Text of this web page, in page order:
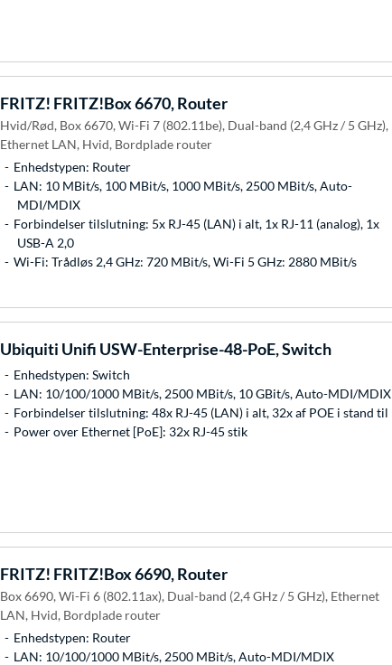
FRITZ! FRITZ!Box 6670, Router
Hvid/Rød, Box 6670, Wi-Fi 7 (802.11be), Dual-band (2,4 GHz / 5 GHz),
Ethernet LAN, Hvid, Bordplade router
Enhedstypen: Router
LAN: 10 MBit/s, 100 MBit/s, 1000 MBit/s, 2500 MBit/s, Auto-
MDI/MDIX
Forbindelser tilslutning: 5x RJ-45 (LAN) i alt, 1x RJ-11 (analog), 1x
USB-A 2,0
Wi-Fi: Trådløs 2,4 GHz: 720 MBit/s, Wi-Fi 5 GHz: 2880 MBit/s
Ubiquiti Unifi USW-Enterprise-48-PoE, Switch
Enhedstypen: Switch
LAN: 10/100/1000 MBit/s, 2500 MBit/s, 10 GBit/s, Auto-MDI/MDIX
Forbindelser tilslutning: 48x RJ-45 (LAN) i alt, 32x af POE i stand til
Power over Ethernet [PoE]: 32x RJ-45 stik
FRITZ! FRITZ!Box 6690, Router
Box 6690, Wi-Fi 6 (802.11ax), Dual-band (2,4 GHz / 5 GHz), Ethernet
LAN, Hvid, Bordplade router
Enhedstypen: Router
LAN: 10/100/1000 MBit/s, 2500 MBit/s, Auto-MDI/MDIX